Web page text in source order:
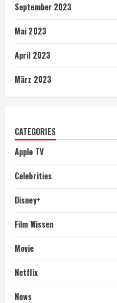
September 2023
Mai 2023
April 2023
März 2023
CATEGORIES
Apple TV
Celebrities
Disney+
Film Wissen
Movie
Netflix
News